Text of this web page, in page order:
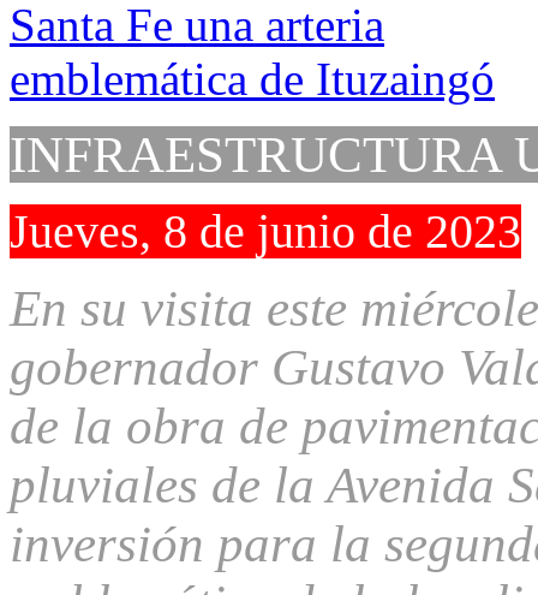
INFRAESTRUCTURA
Jueves, 8 de junio de 2023
En su visita este
gobernador Gustavo
de la obra de
pluviales de la Avenida
inversión para la